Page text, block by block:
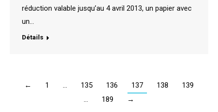
réduction valable jusqu’au 4 avril 2013, un papier avec
un…
Détails
← 1 … 135 136 137 138
139
…
189 →